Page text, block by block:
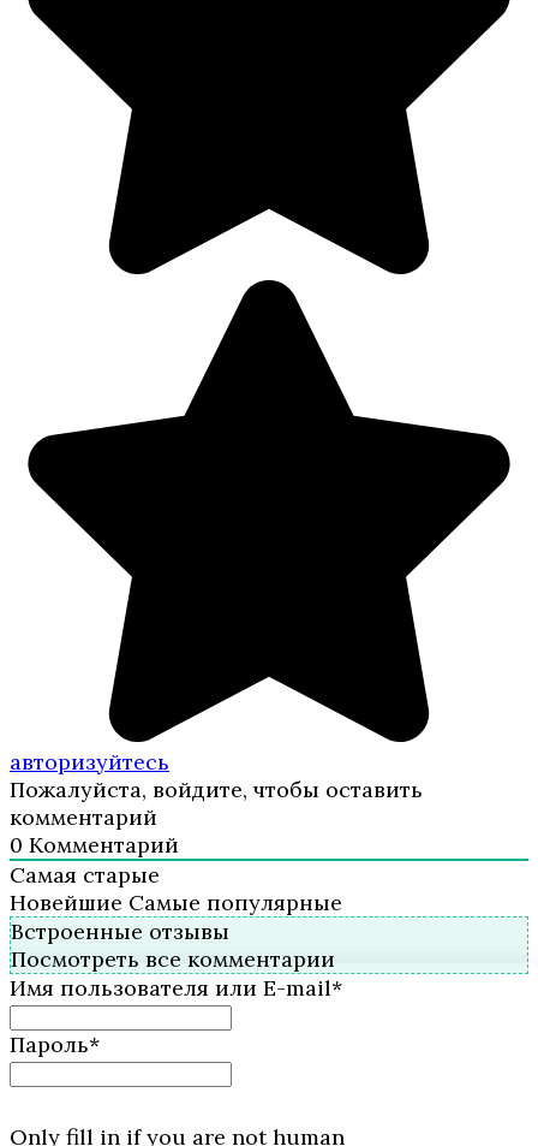
авторизуйтесь
Пожалуйста, войдите, чтобы оставить
комментарий
0 Комментарий
Самая старые
Новейшие Самые популярные
Встроенные отзывы
Посмотреть все комментарии
Имя пользователя или E-mail*
Пароль*
Only fill in if you are not human